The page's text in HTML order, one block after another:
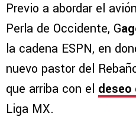
Previo a abordar el
Perla de Occidente, G
la cadena ESPN, en
nuevo pastor del
que arriba con el deseo
Liga MX.